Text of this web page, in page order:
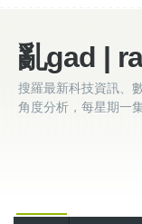
亂gad |
搜羅最新科技資訊、
角度分析，每星期一